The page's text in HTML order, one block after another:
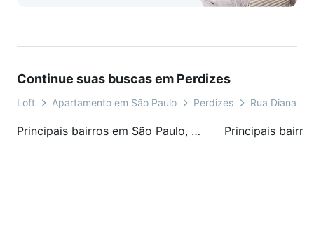
Continue suas buscas em Perdizes
Loft Apartamento em São Paulo Perdizes Rua Diana
Principais bairros em São Paulo, SP